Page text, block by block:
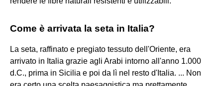
Come è arrivata la seta in Italia?
La seta, raffinato e pregiato tessuto dell'Oriente, era
arrivato in Italia grazie agli Arabi intorno all'anno 1.000
d.C., prima in Sicilia e poi da lì nel resto d'Italia. ... Non